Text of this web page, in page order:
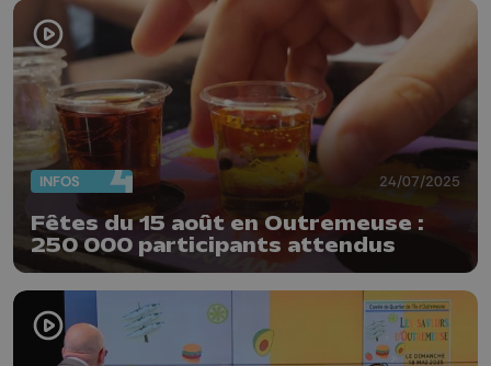
INFOS 24/07/2025
Fêtes du 15 août en Outremeuse :
250 000 participants attendus